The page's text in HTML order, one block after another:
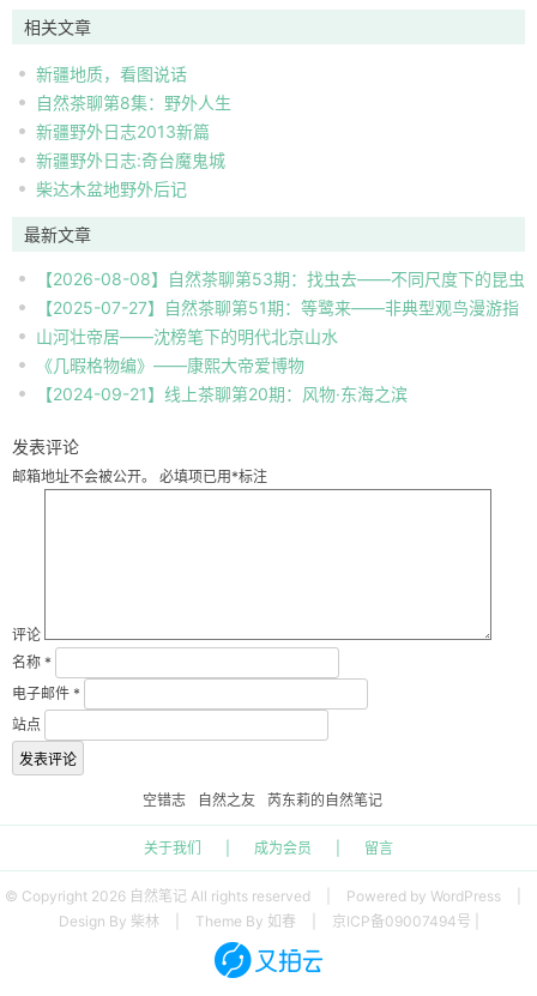
相关文章
新疆地质，看图说话
自然茶聊第8集：野外人生
新疆野外日志2013新篇
新疆野外日志:奇台魔鬼城
柴达木盆地野外后记
最新文章
【2026-08-08】自然茶聊第53期：找虫去——不同尺度下的昆虫
自然观察
【2025-07-27】自然茶聊第51期：等鹭来——非典型观鸟漫游指
南
山河壮帝居——沈榜笔下的明代北京山水
《几暇格物编》——康熙大帝爱博物
【2024-09-21】线上茶聊第20期：风物·东海之滨
发表评论
邮箱地址不会被公开。 必填项已用*标注
评论
名称 *
电子邮件 *
站点
空错志 自然之友 芮东莉的自然笔记
关于我们 成为会员 留言
© Copyright 2026 自然笔记 All rights reserved Powered by WordPress
Design By 柴林
Theme By 如春 京ICP备09007494号 |